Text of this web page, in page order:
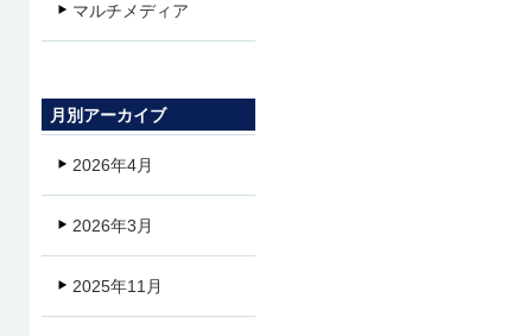
マルチメディア
月別アーカイブ
2026年4月
2026年3月
2025年11月